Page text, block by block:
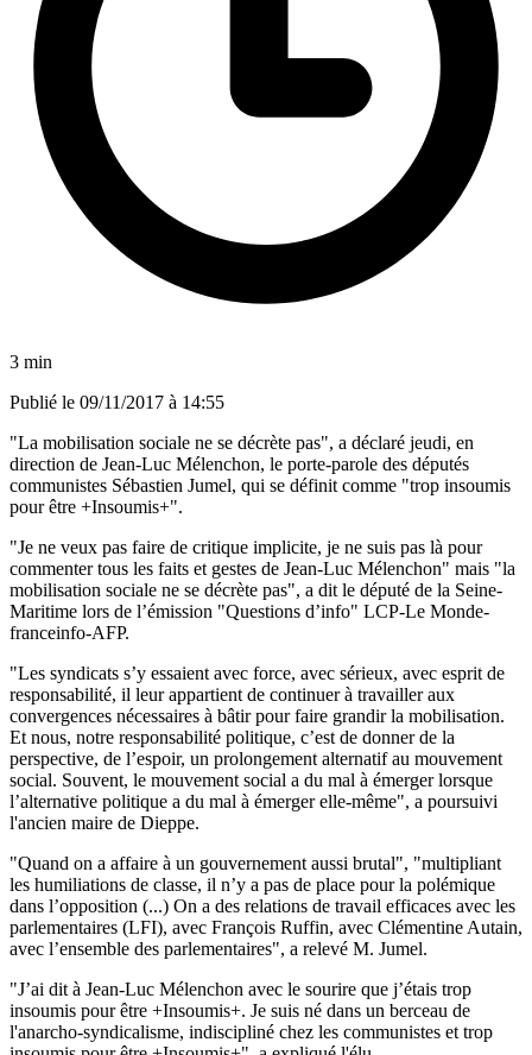
3 min
Publié le 09/11/2017 à 14:55
"La mobilisation sociale ne se décrète pas", a déclaré jeudi, en
direction de Jean-Luc Mélenchon, le porte-parole des députés
communistes Sébastien Jumel, qui se définit comme "trop insoumis
pour être +Insoumis+".
"Je ne veux pas faire de critique implicite, je ne suis pas là pour
commenter tous les faits et gestes de Jean-Luc Mélenchon" mais "la
mobilisation sociale ne se décrète pas", a dit le député de la Seine-
Maritime lors de l’émission "Questions d’info" LCP-Le Monde-
franceinfo-AFP.
"Les syndicats s’y essaient avec force, avec sérieux, avec esprit de
responsabilité, il leur appartient de continuer à travailler aux
convergences nécessaires à bâtir pour faire grandir la mobilisation.
Et nous, notre responsabilité politique, c’est de donner de la
perspective, de l’espoir, un prolongement alternatif au mouvement
social. Souvent, le mouvement social a du mal à émerger lorsque
l’alternative politique a du mal à émerger elle-même", a poursuivi
l'ancien maire de Dieppe.
"Quand on a affaire à un gouvernement aussi brutal", "multipliant
les humiliations de classe, il n’y a pas de place pour la polémique
dans l’opposition (...) On a des relations de travail efficaces avec les
parlementaires (LFI), avec François Ruffin, avec Clémentine Autain,
avec l’ensemble des parlementaires", a relevé M. Jumel.
"J’ai dit à Jean-Luc Mélenchon avec le sourire que j’étais trop
insoumis pour être +Insoumis+. Je suis né dans un berceau de
l'anarcho-syndicalisme, indiscipliné chez les communistes et trop